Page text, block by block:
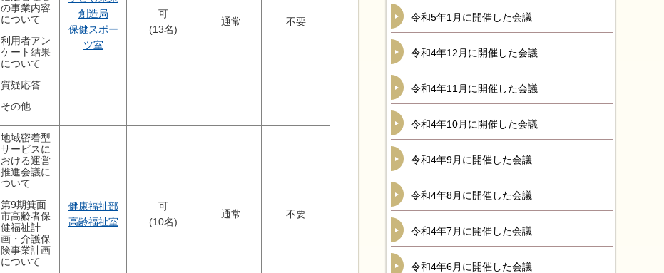
の事業内容
について
利用者アン
ケート結果
について
質疑応答
その他
創造局
保健スポー
ツ室
可
(13名)
通常 不要
地域密着型
サービスに
おける運営
推進会議に
ついて
第9期箕面
市高齢者保
健福祉計
画・介護保
険事業計画
について
健康福祉部
高齢福祉室
可
(10名)
通常 不要
令和5年1月に開催した会議
令和4年12月に開催した会議
令和4年11月に開催した会議
令和4年10月に開催した会議
令和4年9月に開催した会議
令和4年8月に開催した会議
令和4年7月に開催した会議
令和4年6月に開催した会議